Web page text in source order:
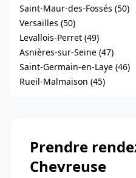
Saint-Maur-des-Fossés (50)
Versailles (50)
Levallois-Perret (49)
Asnières-sur-Seine (47)
Saint-Germain-en-Laye (46)
Rueil-Malmaison (45)
Prendre
Chevreuse